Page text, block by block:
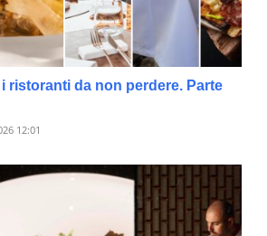
ristoranti da non perdere. Parte
12:01